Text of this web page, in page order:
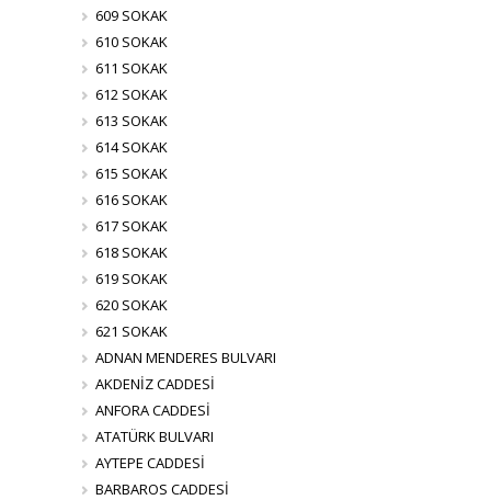
609 SOKAK
610 SOKAK
611 SOKAK
612 SOKAK
613 SOKAK
614 SOKAK
615 SOKAK
616 SOKAK
617 SOKAK
618 SOKAK
619 SOKAK
620 SOKAK
621 SOKAK
ADNAN MENDERES BULVARI
AKDENİZ CADDESİ
ANFORA CADDESİ
ATATÜRK BULVARI
AYTEPE CADDESİ
BARBAROS CADDESİ